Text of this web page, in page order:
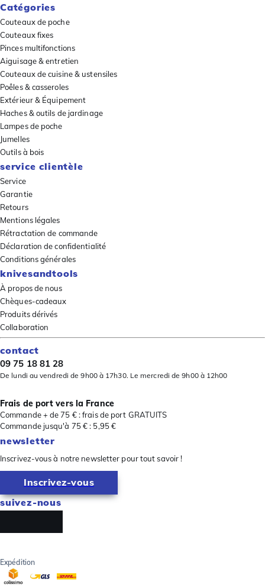
Catégories
Couteaux de poche
Couteaux fixes
Pinces multifonctions
Aiguisage & entretien
Couteaux de cuisine & ustensiles
Poêles & casseroles
Extérieur & Équipement
Haches & outils de jardinage
Lampes de poche
Jumelles
Outils à bois
service clientèle
Service
Garantie
Retours
Mentions légales
Rétractation de commande
Déclaration de confidentialité
Conditions générales
knivesandtools
À propos de nous
Chèques-cadeaux
Produits dérivés
Collaboration
contact
09 75 18 81 28
De lundi au vendredi de 9h00 à 17h30. Le mercredi de 9h00 à 12h00
Frais de port vers la France
Commande + de 75 € : frais de port GRATUITS
Commande jusqu'à 75 € : 5,95 €
newsletter
Inscrivez-vous à notre newsletter pour tout savoir !
Inscrivez-vous
suivez-nous
Expédition